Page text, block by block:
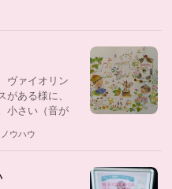
ヴァイオリン
がある様に、
小さい（音が
ウハウ